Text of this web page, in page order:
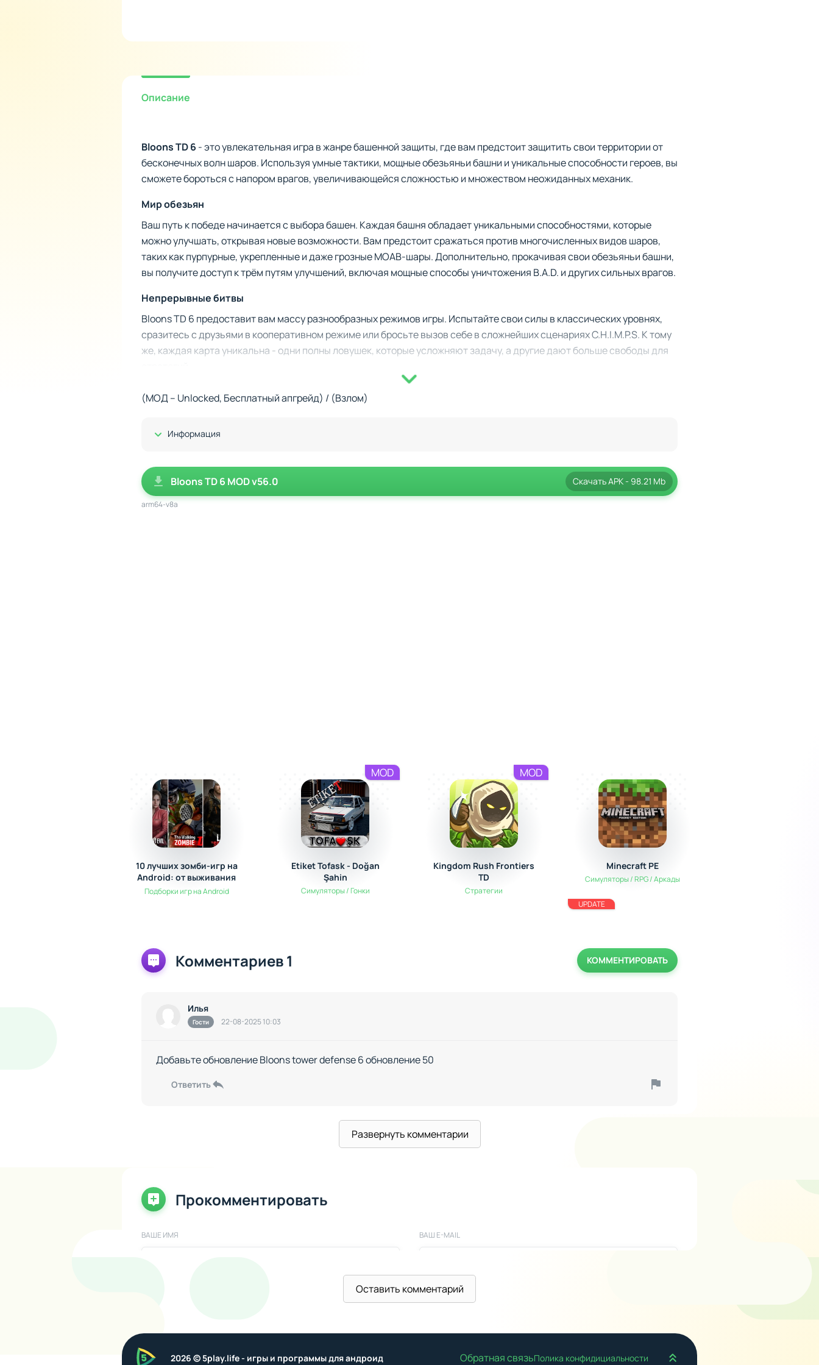
Описание
Bloons TD 6 - это увлекательная игра в жанре башенной защиты, где вам предстоит защитить свои территории от
бесконечных волн шаров. Используя умные тактики, мощные обезьяньи башни и уникальные способности героев, вы
сможете бороться с напором врагов, увеличивающейся сложностью и множеством неожиданных механик.
Мир обезьян
Ваш путь к победе начинается с выбора башен. Каждая башня обладает уникальными способностями, которые
можно улучшать, открывая новые возможности. Вам предстоит сражаться против многочисленных видов шаров,
таких как пурпурные, укрепленные и даже грозные MOAB-шары. Дополнительно, прокачивая свои обезьяньи башни,
вы получите доступ к трём путям улучшений, включая мощные способы уничтожения B.A.D. и других сильных врагов.
Непрерывные битвы
Bloons TD 6 предоставит вам массу разнообразных режимов игры. Испытайте свои силы в классических уровнях,
сразитесь с друзьями в кооперативном режиме или бросьте вызов себе в сложнейших сценариях C.H.I.M.P.S. К тому
же, каждая карта уникальна - одни полны ловушек, которые усложняют задачу, а другие дают больше свободы для
Ключ к успеху - это комбинация обезьяньих башен и героев. Каждый герой обладает собственными умениями и
способностями, которые можно развивать по мере игры. К тому же, вас ждёт захватывающая прокачка, где вы
продумывать стратегию на каждом этапе, ведь от ваших решений зависят всё большие шансы на победу.
(МОД – Unlocked, Бесплатный апгрейд) / (Взлом)
Показать/Скрыть
Информация
Bloons TD 6 MOD v56.0 СкачатьAPK- 98.21 Mb
arm64-v8a
10 лучших зомби-игр на
Android: от выживания
до экшена
Подборки игр на Android
Etiket Tofask - Doğan
Şahin
Симуляторы / Гонки
MOD
Kingdom Rush Frontiers
TD
Стратегии
MOD
Minecraft PE
Симуляторы / RPG / Аркады
UPDATE
Комментариев 1 КОММЕНТИРОВАТЬ
Илья
Гости 22-08-2025 10:03
Добавьте обновление Bloons tower defense 6 обновление 50
Ответить
Развернуть комментарии
Прокомментировать
ВАШЕ ИМЯ ВАШ E-MAIL
Оставить комментарий
5play Наверх
2026 © 5play.life - игры и программы для андроид Обратная связьПолика конфидициальности